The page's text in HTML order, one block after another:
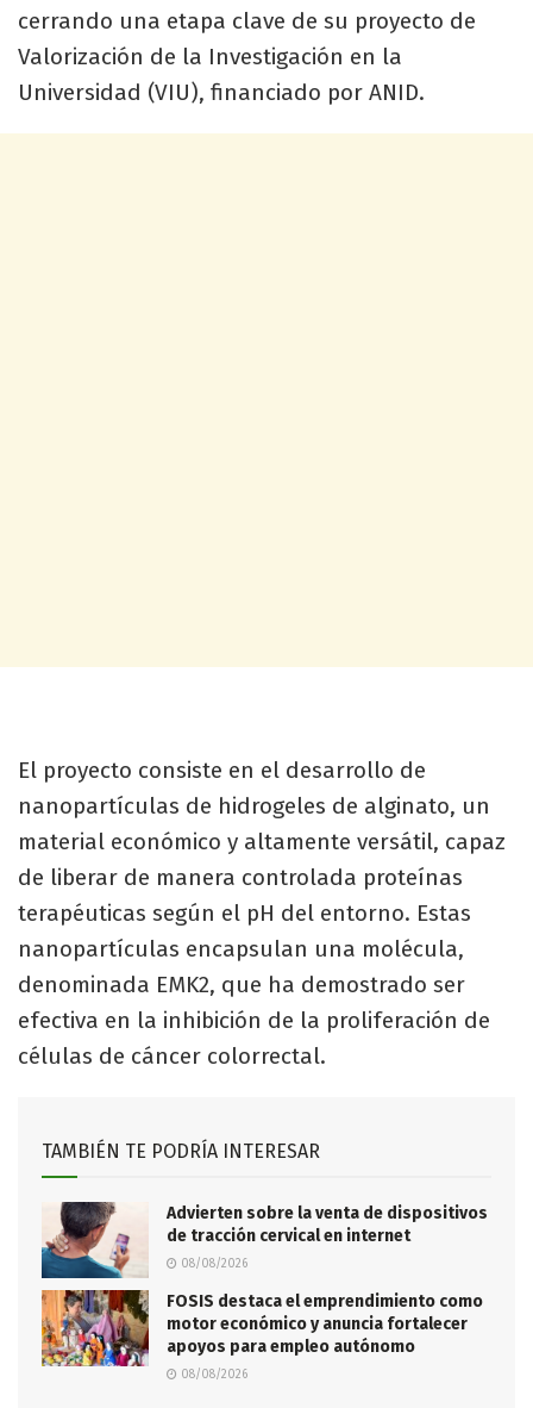
cerrando una etapa clave de su proyecto de
Valorización de la Investigación en la
Universidad (VIU), financiado por ANID.
El proyecto consiste en el desarrollo de
nanopartículas de hidrogeles de alginato, un
material económico y altamente versátil, capaz
de liberar de manera controlada proteínas
terapéuticas según el pH del entorno. Estas
nanopartículas encapsulan una molécula,
denominada EMK2, que ha demostrado ser
efectiva en la inhibición de la proliferación de
células de cáncer colorrectal.
TAMBIÉN TE PODRÍA INTERESAR
Advierten sobre la venta de dispositivos
de tracción cervical en internet
08/08/2026
FOSIS destaca el emprendimiento como
motor económico y anuncia fortalecer
apoyos para empleo autónomo
08/08/2026